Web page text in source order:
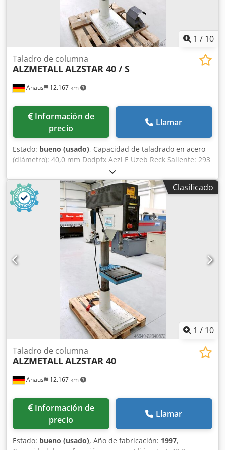
1 / 10
Ahaus 12.167 km
Taladro de columna
ALZMETALLALZSTAR 40 / S
Información de
precio
Llamar
Estado: bueno (usado), Capacidad de taladrado en acero
(diámetro): 40,0 mm Dodpfx Aezl E Uzeb Reck Saliente: 293
mm Carrera de taladrado: 140 mm Cono Morse: 3 MK
Mesa: 510 x 360 mm Velocidad: 160 - 2.250 rpm Diámetro
de la columna: 115 mm Potencia total requerida: 1,45 /
1,90 kW Peso: 270 kg Dimensiones (largo x ancho x alto):
500 x 800 x 1920 mm Equipamiento: - Taladradora de
columna robusta - Ajuste de velocidad continuo (correa
trapezoidal) - Motor conmutable de polos - Tope de
profundidad de taladrado - Mesa de la máquina con 2
ranuras en T * Ajuste de altura mediante manivela -
Pulsador de parada de emergencia (con bloqueo) -
Interruptor de inversión para giro a la derecha e izquierda
- Interruptor de pedal para giro a la derecha e izquierda -
Manual de instrucciones (PDF)
Clasificado
1 / 10
Ahaus 12.167 km
Taladro de columna
ALZMETALLALZSTAR 40
Información de
precio
Llamar
Estado: bueno (usado), Año de fabricación: 1997,